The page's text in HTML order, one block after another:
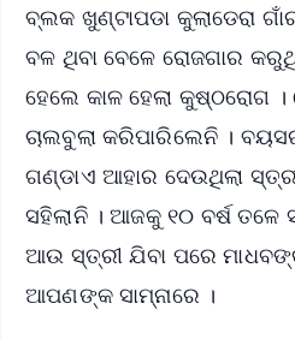
ବ୍ଲକ ଖୁଣ୍ଟାପଡା କୁଲାଡେରା
ବଳ ଥିବା ବେଳେ ରୋଜଗାର
ହେଲେ କାଳ ହେଲା କୁଷ୍ଠରୋଗ ।
ଚାଲବୁଲା କରିପାରିଲେନି ।
ଗଣ୍ଡାଏ ଆହାର ଦେଉଥିଲା
ସହିଲାନି । ଆଜକୁ ୧୦ ବର୍ଷ ତଳେ
ଆଉ ସ୍ତ୍ରୀ ଯିବା ପରେ
ଆପଣଙ୍କ ସାମ୍ନାରେ ।